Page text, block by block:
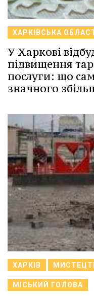
ХАРКІВСЬКА
У Харкові
підвищення
послуги: що
значного
ХАРКІВ
МІСЬКИЙ ГОЛОВА